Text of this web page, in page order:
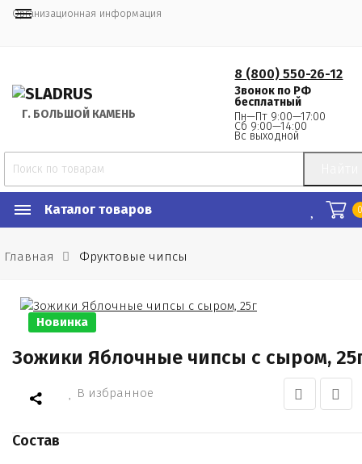
Организационная информация
Г. БОЛЬШОЙ КАМЕНЬ
8 (800) 550-26-12
Звонок по РФ
бесплатный
Пн—Пт 9:00—17:00
Сб 9:00—14:00
Вс выходной
Каталог товаров
Главная Фруктовые чипсы
Новинка
Зожики Яблочные чипсы с сыром,
В избранное
Состав